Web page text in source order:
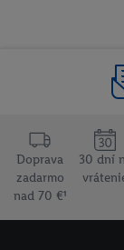
Doprava
zadarmo
nad 70 €¹
30 dní